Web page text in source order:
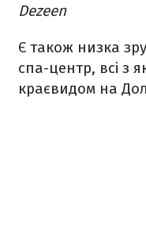
Dezeen
Є також низка
спа-центр, всі з
краєвидом на